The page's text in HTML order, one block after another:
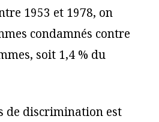
1953 et 1978, on
condamnés contre
soit 1,4 % du
de discrimination est